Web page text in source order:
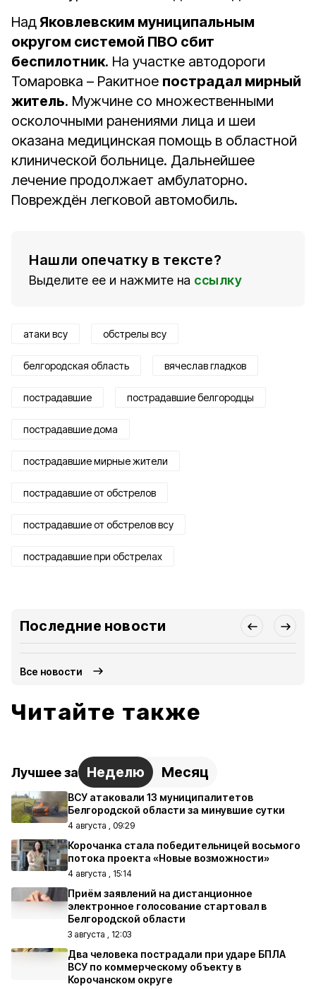
НадЯковлевским муниципальным
округом системой ПВО сбит
беспилотник. На участке автодороги
Томаровка – Ракитное пострадал мирный
житель. Мужчине со множественными
осколочными ранениями лица и шеи
оказана медицинская помощь в областной
клинической больнице. Дальнейшее
лечение продолжает амбулаторно.
Повреждён легковой автомобиль.
Нашли опечатку в тексте?
Выделите ее и нажмите на ссылку
атаки всу обстрелы всу
белгородская область вячеслав гладков
пострадавшие пострадавшие белгородцы
пострадавшие дома
пострадавшие мирные жители
пострадавшие от обстрелов
пострадавшие от обстрелов всу
пострадавшие при обстрелах
Последние новости
Все новости
Читайте также
Лучшее за Неделю Месяц
ВСУ атаковали 13 муниципалитетов
Белгородской области за минувшие сутки
4 августа , 09:29
Корочанка стала победительницей восьмого
потока проекта «Новые возможности»
4 августа , 15:14
Приём заявлений на дистанционное
электронное голосование стартовал в
Белгородской области
3 августа , 12:03
Два человека пострадали при ударе БПЛА
ВСУ по коммерческому объекту в
Корочанском округе